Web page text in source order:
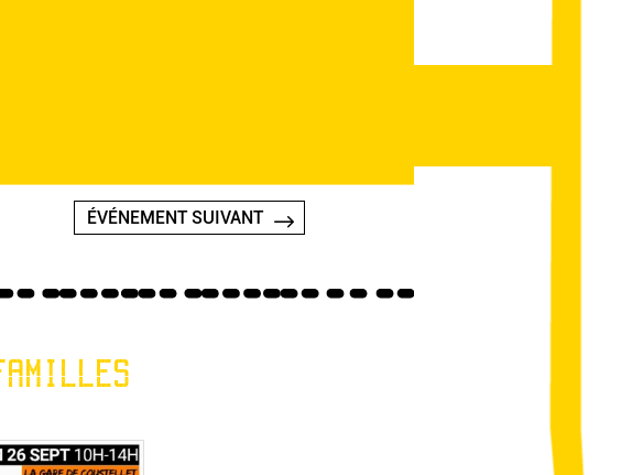
ÉVÉNEMENT SUIVANT